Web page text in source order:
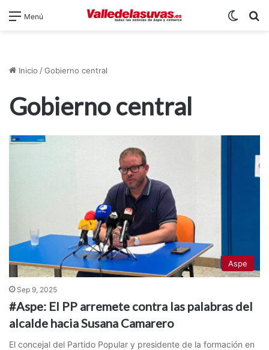
Menú
Inicio /Gobierno central
Gobierno central
Aspe
Sep 9, 2025
#Aspe: El PP arremete contra las palabras del
alcalde hacia Susana Camarero
El concejal del Partido Popular y presidente de la formación en